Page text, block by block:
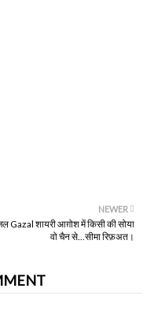
NEWER
Gazal शायरी आग़ोश में किसी की सोया
वो चैन से...सीमा रिफ़अत।